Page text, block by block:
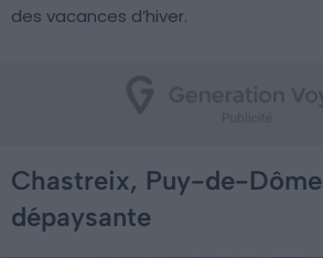
des vacances d’hiver.
Chastreix, Puy-de-
dépaysante